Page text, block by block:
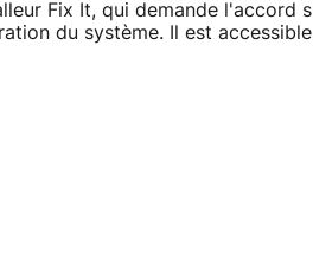
Fix It, qui demande l'accord
du système. Il est accessible